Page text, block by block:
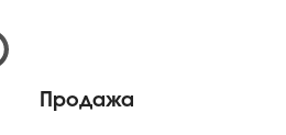
Продажа